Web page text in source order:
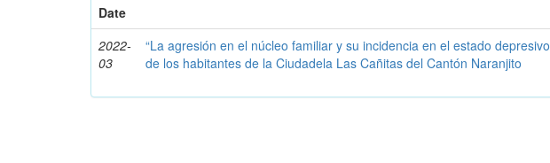
Date
2022-
03
“La agresión en el núcleo familiar y su incidencia en el estado depresivo
de los habitantes de la Ciudadela Las Cañitas del Cantón Naranjito